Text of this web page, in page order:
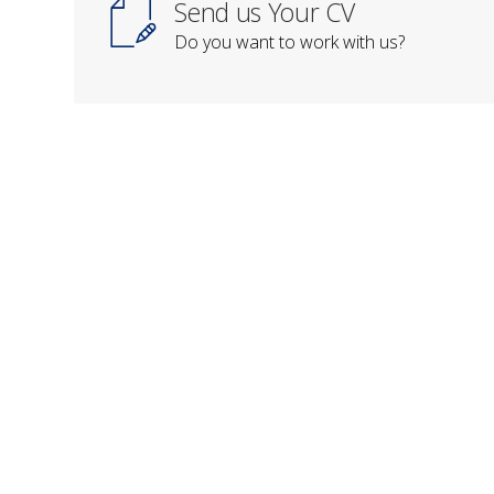
Send us Your CV
Do you want to work with us?